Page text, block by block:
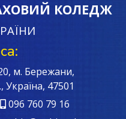
КОЛЕДЖ
м. Бережани,
Україна, 47501
096 760 79 16